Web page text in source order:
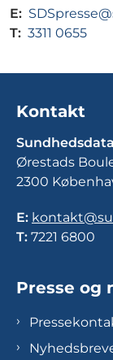
E:
T: 3311 0655
Kontakt
Ørestads
2300
E:
T: 7221 6800
Presse og